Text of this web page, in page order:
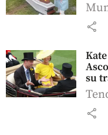
share
su
share